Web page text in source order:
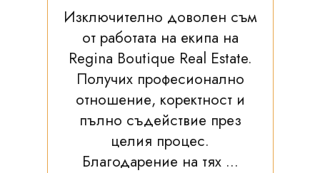
Изключително доволен съм
от работата на екипа на
Regina Boutique Real Estate.
Получих професионално
отношение, коректност и
пълно съдействие през
целия процес.
Благодарение на тях ...